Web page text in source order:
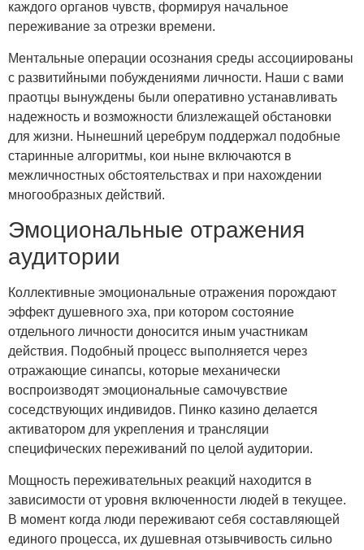
каждого органов чувств, формируя начальное
переживание за отрезки времени.
Ментальные операции осознания среды ассоциированы
с развитийными побуждениями личности. Наши с вами
праотцы вынуждены были оперативно устанавливать
надежность и возможности близлежащей обстановки
для жизни. Нынешний церебрум поддержал подобные
старинные алгоритмы, кои ныне включаются в
межличностных обстоятельствах и при нахождении
многообразных действий.
Эмоциональные отражения
аудитории
Коллективные эмоциональные отражения порождают
эффект душевного эха, при котором состояние
отдельного личности доносится иным участникам
действия. Подобный процесс выполняется через
отражающие синапсы, которые механически
воспроизводят эмоциональные самочувствие
соседствующих индивидов. Пинко казино делается
активатором для укрепления и трансляции
специфических переживаний по целой аудитории.
Мощность переживательных реакций находится в
зависимости от уровня включенности людей в текущее.
В момент когда люди переживают себя составляющей
единого процесса, их душевная отзывчивость сильно